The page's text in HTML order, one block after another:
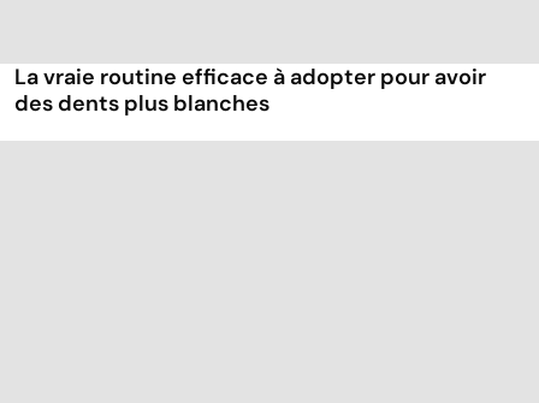
La vraie routine efficace à adopter pour avoir
des dents plus blanches